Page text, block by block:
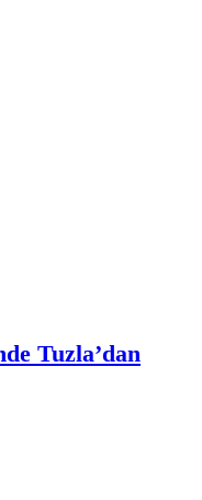
Tuzla’dan